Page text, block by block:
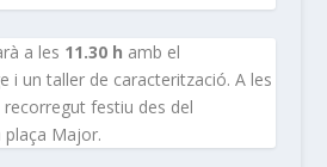
a les 11.30 h amb el
i un taller de caracterització. A les
festiu des del
Major.